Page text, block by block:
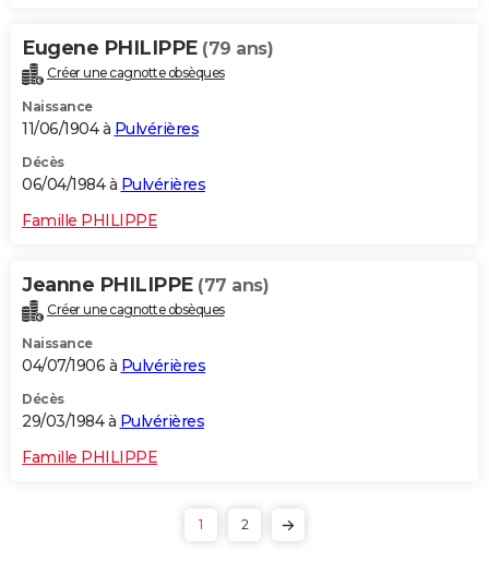
Eugene PHILIPPE (79 ans)
Créer une cagnotte obsèques
Naissance
11/06/1904 à Pulvérières
Décès
06/04/1984 à Pulvérières
Famille PHILIPPE
Jeanne PHILIPPE (77 ans)
Créer une cagnotte obsèques
Naissance
04/07/1906 à Pulvérières
Décès
29/03/1984 à Pulvérières
Famille PHILIPPE
1 2